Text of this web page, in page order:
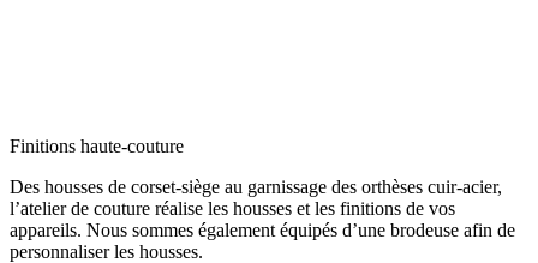
Finitions haute-couture
Des housses de corset-siège au garnissage des orthèses cuir-acier,
l’atelier de couture réalise les housses et les finitions de vos
appareils. Nous sommes également équipés d’une brodeuse afin de
personnaliser les housses.